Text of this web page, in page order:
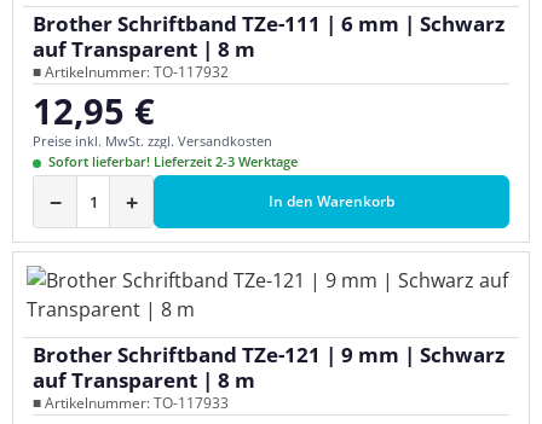
Brother Schriftband TZe-111 | 6 mm | Schwarz
auf Transparent | 8 m
■ Artikelnummer: TO-117932
Regulärer Preis:
12,95 €
Preise inkl. MwSt. zzgl. Versandkosten
Sofort lieferbar! Lieferzeit 2-3 Werktage
− + In den Warenkorb
Brother Schriftband TZe-121 | 9 mm | Schwarz
auf Transparent | 8 m
■ Artikelnummer: TO-117933